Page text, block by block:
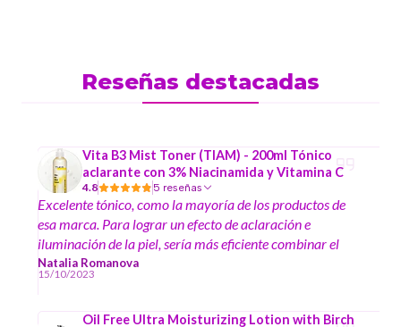
Reseñas destacadas
Vita B3 Mist Toner (TIAM) - 200ml Tónico
aclarante con 3% Niacinamida y Vitamina C
4.8 5 reseñas
Excelente tónico, como la mayoría de los productos de
esa marca. Para lograr un efecto de aclaración e
iluminación de la piel, sería más eficiente combinar el
tónico con algún sérum con vitamina C. Excelente tienda,
¡gracias por los regalitos que encontré en la caja! :)
Natalia Romanova
15/10/2023
Oil Free Ultra Moisturizing Lotion with Birch